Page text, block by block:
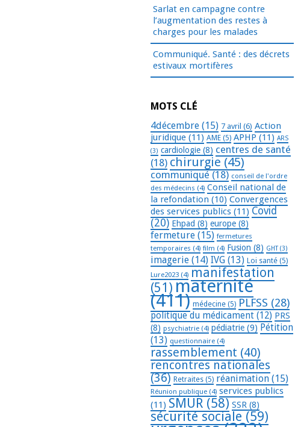
Sarlat en campagne contre
l’augmentation des restes à
charges pour les malades
Communiqué. Santé : des décrets
estivaux mortifères
MOTS CLÉ
4décembre (15) 7 avril (6) Action
juridique (11) AME (5) APHP (11) ARS
(3) cardiologie (8) centres de santé
(18) chirurgie (45)
communiqué (18) conseil de l'ordre
des médecins (4) Conseil national de
la refondation (10) Convergences
des services publics (11) Covid
(20) Ehpad (8) europe (8)
fermeture (15) fermetures
temporaires (4) film (4) Fusion (8) GHT(3)
imagerie (14) IVG (13) Loi santé (5)
Lure2023 (4) manifestation
(51) maternité
(411) médecine (5) PLFSS (28)
politique du médicament (12) PRS
(8) psychiatrie (4) pédiatrie (9) Pétition
(13) questionnaire (4)
rassemblement (40)
rencontres nationales
(36) Retraites (5) réanimation (15)
Réunion publique (4) services publics
(11) SMUR (58) SSR (8)
sécurité sociale (59)